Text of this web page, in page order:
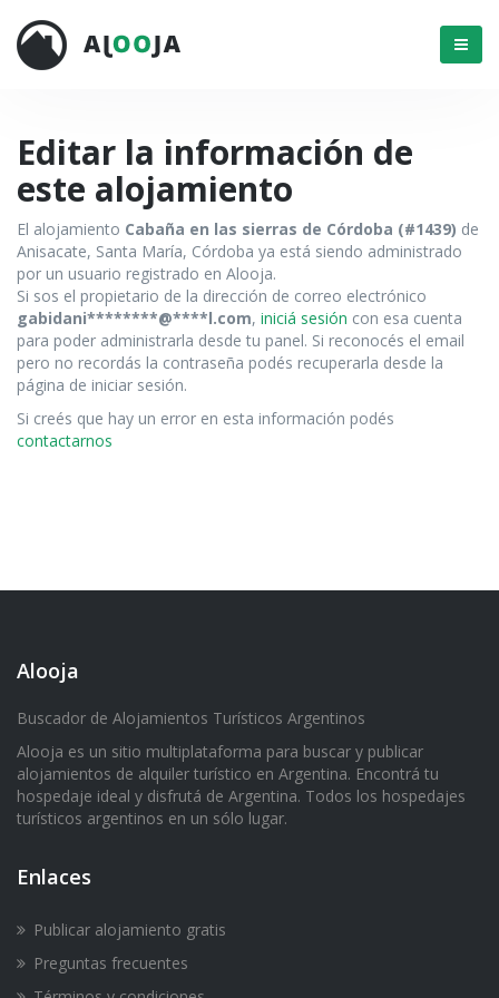
Menú
Editar la información de
este alojamiento
El alojamiento Cabaña en las sierras de Córdoba (#1439) de
Anisacate, Santa María, Córdoba ya está siendo administrado
por un usuario registrado en Alooja.
Si sos el propietario de la dirección de correo electrónico
gabidani********@****l.com, iniciá sesión con esa cuenta
para poder administrarla desde tu panel. Si reconocés el email
pero no recordás la contraseña podés recuperarla desde la
página de iniciar sesión.
Si creés que hay un error en esta información podés
contactarnos
Alooja
Buscador de Alojamientos Turísticos Argentinos
Alooja es un sitio multiplataforma para buscar y publicar
alojamientos de alquiler turístico en Argentina. Encontrá tu
hospedaje ideal y disfrutá de Argentina. Todos los hospedajes
turísticos argentinos en un sólo lugar.
Enlaces
Publicar alojamiento gratis
Preguntas frecuentes